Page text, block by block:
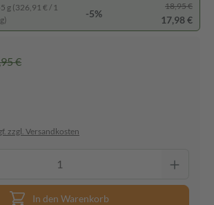
g (326,91 € / 1
-5%
18,95 €
17,98 €
€
zzgl. Versandkosten
In den Warenkorb